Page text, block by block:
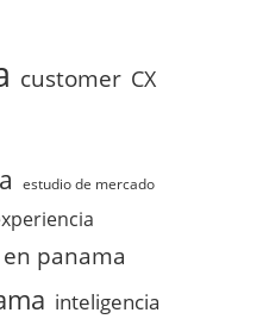
customer CX
estudio de mercado
panama
inteligencia